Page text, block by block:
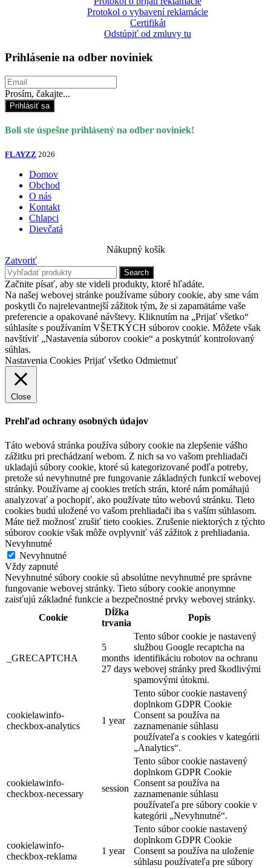
Protokol o vybavení reklamácie
Certifikát
Odstúpiť od zmluvy tu
Prihlásenie na odber noviniek
Prosím, čakajte...
Prihlásiť sa
Boli ste úspešne prihlásený na odber noviniek!
FLAYZZ 2026
Domov
Obchod
O nás
Kontakt
Chlapci
Dievčatá
Nákupný košík
Zatvoriť
Search
Začnite písať, aby ste videli produkty, ktoré hľadáte.
Na našej webovej stránke používame súbory cookie, aby sme vám
poskytli čo najrelevantnejší zážitok tým, že si zapamätáme vaše
preferencie a opakované návštevy. Kliknutím na „Prijať všetko“
súhlasíte s používaním VŠETKÝCH súborov cookie. Môžete však
navštíviť „Nastavenia súborov cookie“ a poskytnúť kontrolovaný
súhlas.
Nastavenia Cookies Prijať všetko Odmietnuť
Close
Prehľad ochrany osobných údajov
Táto webová stránka používa súbory cookie na zlepšenie vášho
zážitku pri prechádzaní webom. Z nich sa vo vašom prehliadači
ukladajú súbory cookie, ktoré sú kategorizované podľa potreby,
pretože sú nevyhnutné pre fungovanie základných funkcií webovej
stránky. Používame aj cookies tretích strán, ktoré nám pomáhajú
analyzovať a pochopiť, ako používate túto webovú stránku. Tieto
cookies budú uložené vo vašom prehliadači iba s vaším súhlasom.
Máte tiež možnosť zrušiť tieto cookies. Zrušenie niektorých z týchto
súborov cookie však môže ovplyvniť váš zážitok z prehliadania.
Nevyhnutné
Nevyhnutné
Vždy zapnuté
Nevyhnutné súbory cookie sú absolútne nevyhnutné pre správne
fungovanie webovej stránky. Tieto súbory cookie anonymne
zaisťujú základné funkcie a bezpečnostné prvky webovej stránky.
Cookie
Dĺžka
trvania
Popis
_GRECAPTCHA
5
months
27 days
Tento súbor cookie je nastavený
službou Google recaptcha na
identifikáciu robotov na ochranu
webovej stránky pred škodlivými
spamovými útokmi.
cookielawinfo-
checkbox-analytics
1 year
Tento súbor cookie nastavený
doplnkom GDPR Cookie
Consent sa používa na
zaznamenanie súhlasu
používateľa s cookies v kategórii
„Analytics“.
cookielawinfo-
checkbox-necessary
session
Tento súbor cookie nastavený
doplnkom GDPR Cookie
Consent sa používa na
zaznamenanie súhlasu
používateľa pre súbory cookie v
kategórii „Nevyhnutné“.
cookielawinfo-
checkbox-reklama
1 year
Tento súbor cookie nastavený
doplnkom GDPR Cookie
Consent sa používa na uloženie
súhlasu používateľa pre súbory